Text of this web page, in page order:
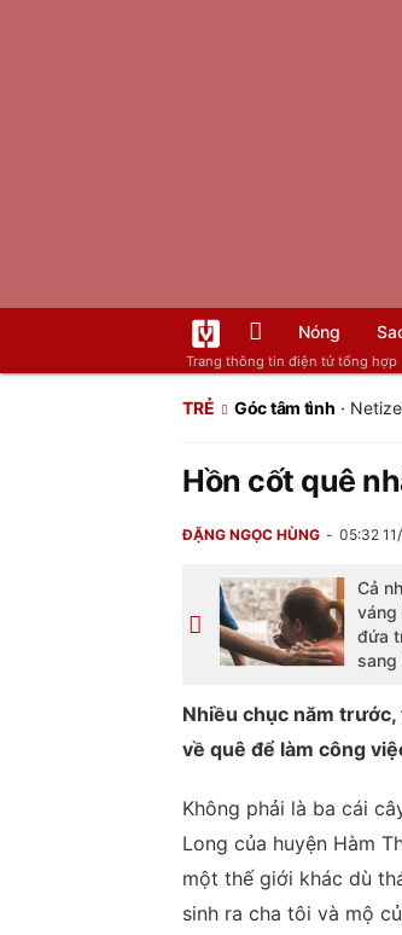
Trang thông tin điện tử tổng hợp
Nóng
TRẺ Góc tâm tình ·
Hồn cốt quê
ĐẶNG NGỌC HÙNG 05:32
Cả
váng
đứa
sang
Nhiều chục năm
về quê để làm công
Không phải là ba cái
Long của huyện Hàm
một thế giới khác dù
sinh ra cha tôi và mộ